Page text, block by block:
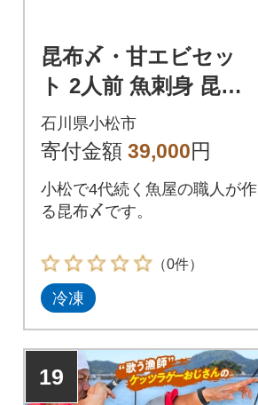
昆布〆・甘エビセッ
ト 2人前 魚刺身 昆布
締め(真鯛 平目) 甘エ
ビ ※冷凍でお届け
石川県小松市
寄付金額 39,000円
小松で4代続く魚屋の職人が作
る昆布〆です。
（0件）
冷凍
19